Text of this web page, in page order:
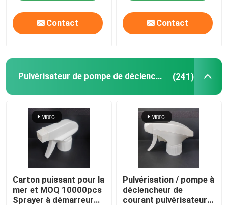
Chapeau en plastique
Bâtons de déodorant
Bouteille en verre
Contact Contact
Pulvérisateur de pompe de déclencheur (241)
Carton puissant pour la
mer et MOQ 10000pcs
Sprayer à démarreur
Pulvérisation / pompe à
déclencheur de
courant pulvérisateur